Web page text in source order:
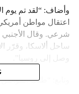
وأضاف: “لقد تم يوم
اعتقال مواطن
شرعي. وقال الأجنبي
ساحل ألاسكا، وقرّر
وتابع: “طلب